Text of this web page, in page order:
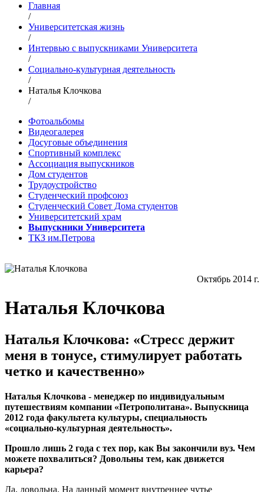
Главная
/
Университетская жизнь
/
Интервью с выпускниками Университета
/
Социально-культурная деятельность
/
Наталья Клочкова
/
Фотоальбомы
Видеогалерея
Досуговые объединения
Спортивный комплекс
Ассоциация выпускников
Дом студентов
Трудоустройство
Студенческий профсоюз
Студенческий Совет Дома студентов
Университетский храм
Выпускники Университета
ТКЗ им.Петрова
Октябрь 2014 г.
Наталья Клочкова
Наталья Клочкова: «Стресс держит
меня в тонусе, стимулирует работать
четко и качественно»
Наталья Клочкова - менеджер по индивидуальным
путешествиям компании «Петрополитана». Выпускница
2012 года факультета культуры, специальность
«социально-культурная деятельность».
Прошло лишь 2 года с тех пор, как Вы закончили вуз. Чем
можете похвалиться? Довольны тем, как движется
карьера?
Да, довольна. На данный момент внутреннее чутье